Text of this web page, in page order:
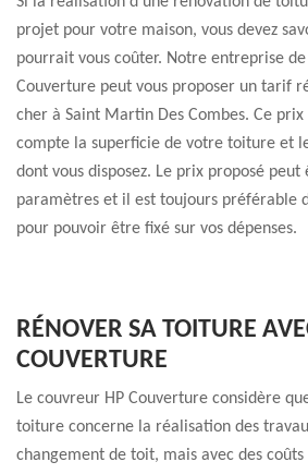
projet pour votre maison, vous devez
pourrait vous coûter. Notre entreprise
Couverture peut vous proposer un tarif
cher à Saint Martin Des Combes. Ce
compte la superficie de votre toiture et
dont vous disposez. Le prix proposé
paramètres et il est toujours préférable
pour pouvoir être fixé sur vos dépenses.
RÉNOVER SA TOITURE
COUVERTURE
Le couvreur HP Couverture considère
toiture concerne la réalisation des
changement de toit, mais avec des coûts